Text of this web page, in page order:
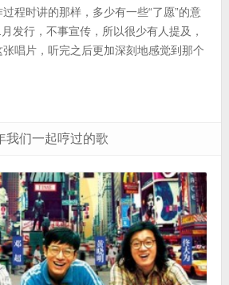
程时讲的那样，多少有一些“了愿”的意
发行，不事宣传，所以很少有人提及，
唱片，听完之后更加深刻地感觉到那个
我们一起哼过的歌